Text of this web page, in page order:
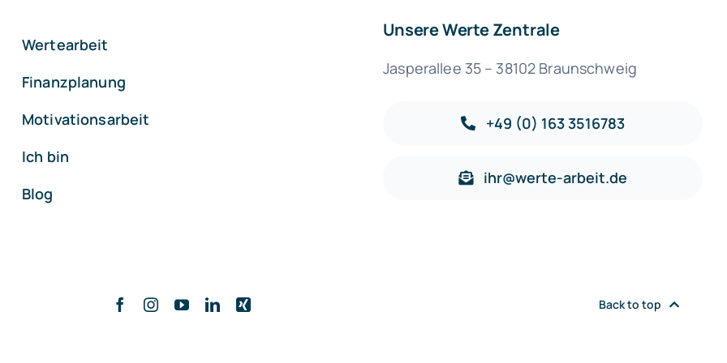
Wertearbeit
Finanzplanung
Motivationsarbeit
Ich bin
Blog
Unsere Werte Zentrale
Jasperallee 35 – 38102 Braunschweig
+49 (0) 163 3516783
ihr@werte-arbeit.de
Back to top